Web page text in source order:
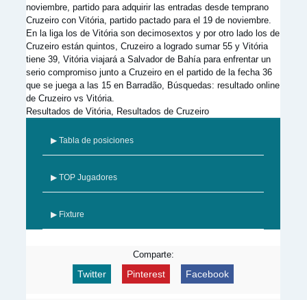
noviembre, partido para adquirir las entradas desde temprano
Cruzeiro con Vitória, partido pactado para el 19 de noviembre.
En la liga los de Vitória son decimosextos y por otro lado los de
Cruzeiro están quintos, Cruzeiro a logrado sumar 55 y Vitória
tiene 39, Vitória viajará a Salvador de Bahía para enfrentar un
serio compromiso junto a Cruzeiro en el partido de la fecha 36
que se juega a las 15 en Barradão, Búsquedas: resultado online
de Cruzeiro vs Vitória.
Resultados de Vitória, Resultados de Cruzeiro
▶ Tabla de posiciones
▶ TOP Jugadores
▶ Fixture
Comparte:
Twitter Pinterest Facebook